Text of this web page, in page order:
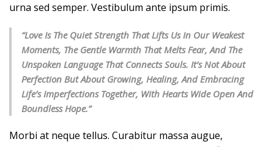
urna sed semper. Vestibulum ante ipsum primis.
“Love Is The Quiet Strength That Lifts Us In Our Weakest
Moments, The Gentle Warmth That Melts Fear, And The
Unspoken Language That Connects Souls. It’s Not About
Perfection But About Growing, Healing, And Embracing
Life’s Imperfections Together, With Hearts Wide Open And
Boundless Hope.”
Morbi at neque tellus. Curabitur massa augue,